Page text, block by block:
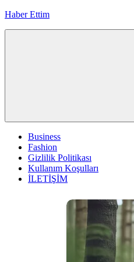
İçeriğe
Haber Ettim
Business
Fashion
Gizlilik Politikası
Kullanım Koşulları
İLETİŞİM